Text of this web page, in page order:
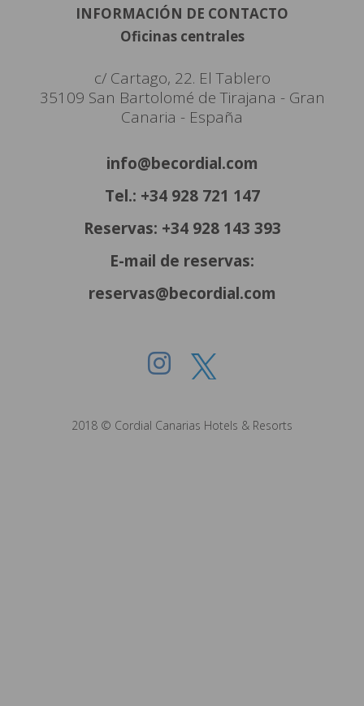
INFORMACIÓN DE CONTACTO
Oficinas centrales
c/ Cartago, 22. El Tablero
35109 San Bartolomé de Tirajana - Gran
Canaria - España
info@becordial.com
Tel.: +34 928 721 147
Reservas: +34 928 143 393
E-mail de reservas:
reservas@becordial.com
2018 © Cordial Canarias Hotels & Resorts